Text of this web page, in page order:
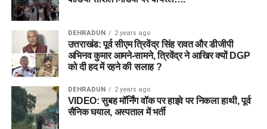
ML-W vs TRT-W Dream11 Prediction Match 25 | The
Hundred Women 2026
Entry):
कप्तान (C):Amelia Kerr
उप-कप्तान (VC):Ashleigh Gardner
8. ML-W vs TRT-W Dream11 टीम
प्रेडिक्शन (Dream11 Teams)
Rehan Ahmed
Laurie Evans
Donovan Ferreira (C)
Sean Dickson
Chris Wood
Ben Dwarshuis
DEHRADUN 2 years ago
उत्तराखंड: पूर्व सीएम त्रिवेंद्र सिंह रावत और डीजीपी
अभिनव कुमार आमने-सामने, त्रिवेंद्र ने आखिर क्यों DGP
को दी हद में रहने की सलाह ?
DEHRADUN 2 years ago
VIDEO: सुबह मॉर्निंग वॉक पर हाइवे पर निकला हाथी, पूर्व
सैनिक घयाल, अस्पताल में भर्ती